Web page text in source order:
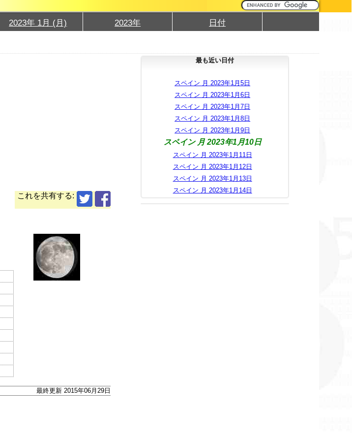
2023年 1月 (月) 2023年 日付
これを共有する:
最終更新 2015年06月29日
最も近い日付
スペイン 月 2023年1月5日
スペイン 月 2023年1月6日
スペイン 月 2023年1月7日
スペイン 月 2023年1月8日
スペイン 月 2023年1月9日
スペイン 月 2023年1月10日
スペイン 月 2023年1月11日
スペイン 月 2023年1月12日
スペイン 月 2023年1月13日
スペイン 月 2023年1月14日